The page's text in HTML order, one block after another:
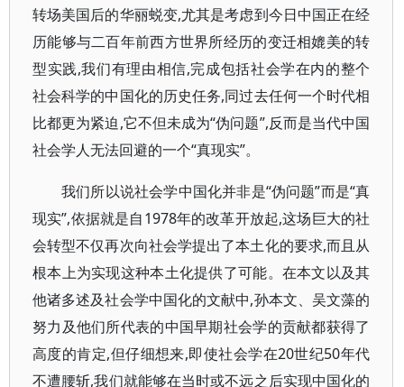
转场美国后的华丽蜕变,尤其是考虑到今日中国正在经
历能够与二百年前西方世界所经历的变迁相媲美的转
型实践,我们有理由相信,完成包括社会学在内的整个
社会科学的中国化的历史任务,同过去任何一个时代相
比都更为紧迫,它不但未成为“伪问题”,反而是当代中国
社会学人无法回避的一个“真现实”。
我们所以说社会学中国化并非是“伪问题”而是“真
现实”,依据就是自1978年的改革开放起,这场巨大的社
会转型不仅再次向社会学提出了本土化的要求,而且从
根本上为实现这种本土化提供了可能。在本文以及其
他诸多述及社会学中国化的文献中,孙本文、吴文藻的
努力及他们所代表的中国早期社会学的贡献都获得了
高度的肯定,但仔细想来,即使社会学在20世纪50年代
不遭腰斩,我们就能够在当时或不远之后实现中国化的